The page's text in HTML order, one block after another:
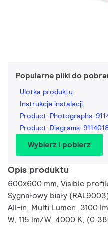
Popularne pliki do
Ulotka produktu
Instrukcje instalacji
Product-Photographs-
Product-Diagrams-
Wybierz i pobierz
Opis produktu
600x600 mm, Visible
Sygnałowy biały
All-in, Multi Lumen, 3100
W, 115 lm/W, 4000 K,